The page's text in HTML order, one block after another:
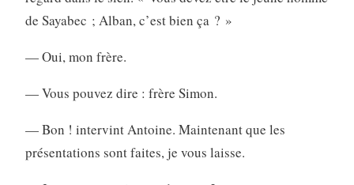
de Sayabec ; Alban, c’est bien ça ? »
— Oui, mon frère.
— Vous pouvez dire : frère Simon.
— Bon ! intervint Antoine. Maintenant que les
présentations sont faites, je vous laisse.